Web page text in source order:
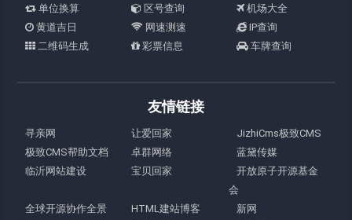
单位换算
区号查询
机场大全
黄道吉日
网速测速
IP查询
二维码生成
彩票信息 车牌查询
友情链接
寻亲网 让爱回家
JizhiCms极致CMS
极致CMS帮助文档
卓群网络
蓝黛传媒
临沂网站建设
宝贝回家
开放原子开源基金
会
全球开源协作全景
HTML建站博客
新网